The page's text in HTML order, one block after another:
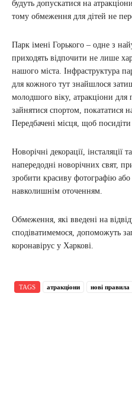
будуть допускатися на
тому обмеження для дітей не
Парк імені Горького – одне з
приходять відпочити не лише
нашого міста. Інфраструктура
для кожного тут знайшлося
молодшого віку, атракціони для
зайнятися спортом, покататися
Передбачені місця, щоб
Новорічні декорації, інсталяції
напередодні новорічних свят,
зробити красиву фотографію
навколишнім оточенням.
Обмеження, які введені на
сподіватимемося, допоможуть
коронавірус у Харкові.
TAGS атракціони нові правила